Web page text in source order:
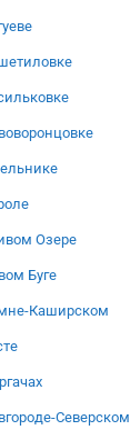
Озере
Буге
Каширском
Северском